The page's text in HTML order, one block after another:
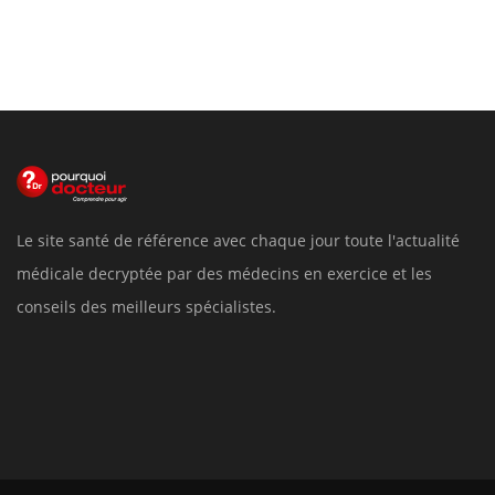
Le site santé de référence avec chaque jour toute l'actualité
médicale decryptée par des médecins en exercice et les
conseils des meilleurs spécialistes.